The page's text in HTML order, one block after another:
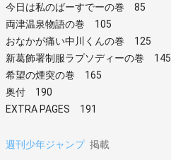
今日は私のばーすでーの巻 85
両津温泉物語の巻 105
おなかが痛い中川くんの巻 125
新葛飾署制服ラプソディーの巻 145
希望の煙突の巻 165
奥付 190
EXTRA PAGES 191
週刊少年ジャンプ 掲載